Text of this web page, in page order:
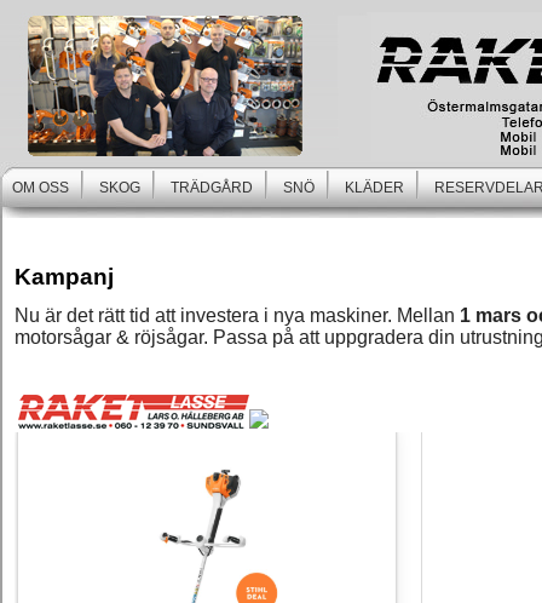
OM OSS SKOG TRÄDGÅRD SNÖ KLÄDER
Kampanj
Nu är det rätt tid att investera i nya maskiner. Mellan 1 mars
motorsågar & röjsågar. Passa på att uppgradera din